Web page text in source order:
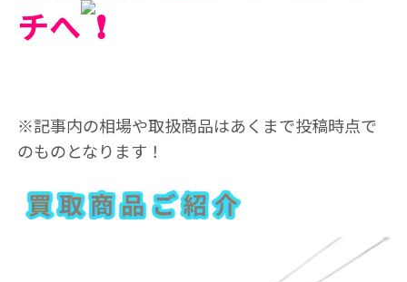
チへ
※記事内の相場や取扱商品はあくまで投稿時点で
のものとなります！